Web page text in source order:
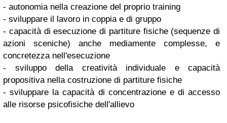
- autonomia nella creazione del proprio training
- sviluppare il lavoro in coppia e di gruppo
- capacità di esecuzione di partiture fisiche (sequenze di
azioni sceniche) anche mediamente complesse, e
concretezza nell'esecuzione
- sviluppo della creatività individuale e capacità
propositiva nella costruzione di partiture fisiche
- sviluppare la capacità di concentrazione e di accesso
alle risorse psicofisiche dell'allievo